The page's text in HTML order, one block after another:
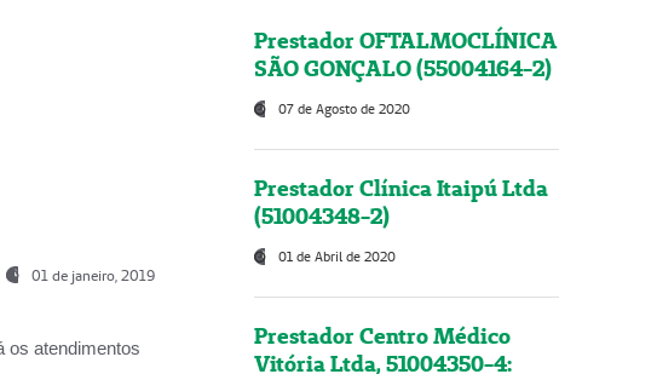
01 de janeiro, 2019
os atendimentos
Prestador OFTALMOCLÍNICA
SÃO GONÇALO (55004164-2)
07 de Agosto de 2020
Prestador Clínica Itaipú Ltda
(51004348-2)
01 de Abril de 2020
Prestador Centro Médico
Vitória Ltda, 51004350-4: